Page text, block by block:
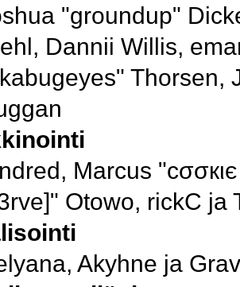
"groundup"
Dannii Willis,
Thorsen,
Marcus
Otowo, rickC ja
Akyhne ja